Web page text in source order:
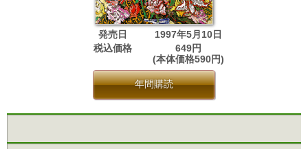
発売日
1997年5月10日
税込価格
649円
(本体価格590円)
年間購読